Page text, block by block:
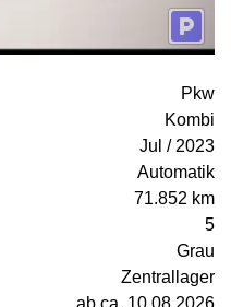
Pkw
Kombi
Jul / 2023
Automatik
71.852 km
5
Grau
Zentrallager
ab ca. 10.08.2026